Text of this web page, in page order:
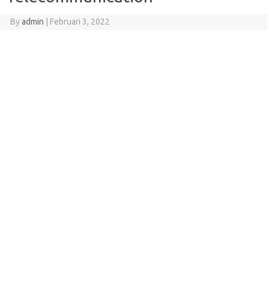
Byadmin Februari 3, 2022